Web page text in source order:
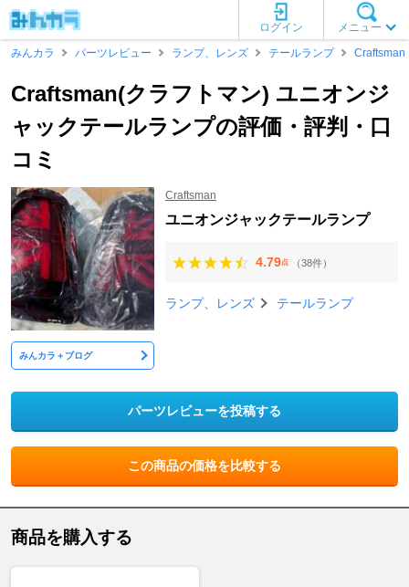
メニュー
ログイン
みんカラ
パーツレビュー ランプ、レンズ テールランプ Craftsman
Craftsman(クラフトマン) ユニオンジ
ャックテールランプの評価・評判・口
コミ
みんカラ＋ブログ
Craftsman
ユニオンジャックテールランプ
4.79点 （38件）
ランプ、レンズ テールランプ
パーツレビューを投稿する
この商品の価格を比較する
商品を購入する